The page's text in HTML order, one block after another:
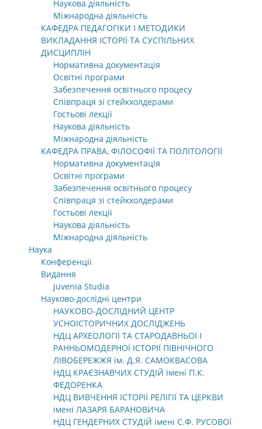
Наукова діяльність
Міжнародна діяльність
КАФЕДРА ПЕДАГОГІКИ І МЕТОДИКИ
ВИКЛАДАННЯ ІСТОРІЇ ТА СУСПІЛЬНИХ
ДИСЦИПЛІН
Нормативна документація
Освітні програми
Забезпечення освітнього процесу
Співпраця зі стейкхолдерами
Гостьові лекції
Наукова діяльність
Міжнародна діяльність
КАФЕДРА ПРАВА, ФІЛОСОФІЇ ТА ПОЛІТОЛОГІЇ
Нормативна документація
Освітні програми
Забезпечення освітнього процесу
Співпраця зі стейкхолдерами
Гостьові лекції
Наукова діяльність
Міжнародна діяльність
Наука
Конференції
Видання
Juvenia Studia
Науково-дослідні центри
НАУКОВО-ДОСЛІДНИЙ ЦЕНТР
УСНОІСТОРИЧНИХ ДОСЛІДЖЕНЬ
НДЦ АРХЕОЛОГІЇ ТА СТАРОДАВНЬОЇ І
РАННЬОМОДЕРНОЇ ІСТОРІЇ ПІВНІЧНОГО
ЛІВОБЕРЕЖЖЯ ім. Д.Я. САМОКВАСОВА
НДЦ КРАЄЗНАВЧИХ СТУДІЙ імені П.К.
ФЕДОРЕНКА
НДЦ ВИВЧЕННЯ ІСТОРІЇ РЕЛІГІЇ ТА ЦЕРКВИ
імені ЛАЗАРЯ БАРАНОВИЧА
НДЦ ГЕНДЕРНИХ СТУДІЙ імені С.Ф. РУСОВОЇ